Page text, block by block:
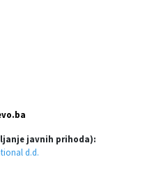
javnih prihoda):
d.d.